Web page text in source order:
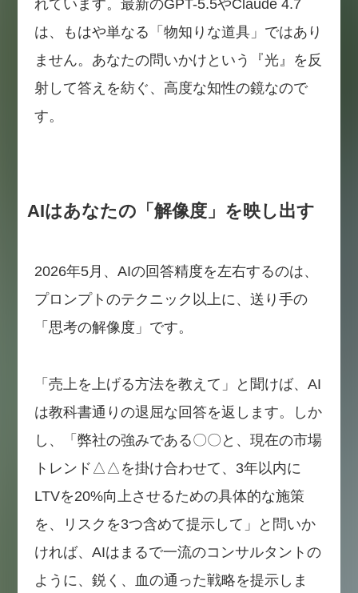
れています。最新のGPT-5.5やClaude 4.7
は、もはや単なる「物知りな道具」ではあり
ません。あなたの問いかけという『光』を反
射して答えを紡ぐ、高度な知性の鏡なので
す。
AIはあなたの「解像度」を映し出す
2026年5月、AIの回答精度を左右するのは、
プロンプトのテクニック以上に、送り手の
「思考の解像度」です。
「売上を上げる方法を教えて」と聞けば、AI
は教科書通りの退屈な回答を返します。しか
し、「弊社の強みである〇〇と、現在の市場
トレンド△△を掛け合わせて、3年以内に
LTVを20%向上させるための具体的な施策
を、リスクを3つ含めて提示して」と問いか
ければ、AIはまるで一流のコンサルタントの
ように、鋭く、血の通った戦略を提示しま